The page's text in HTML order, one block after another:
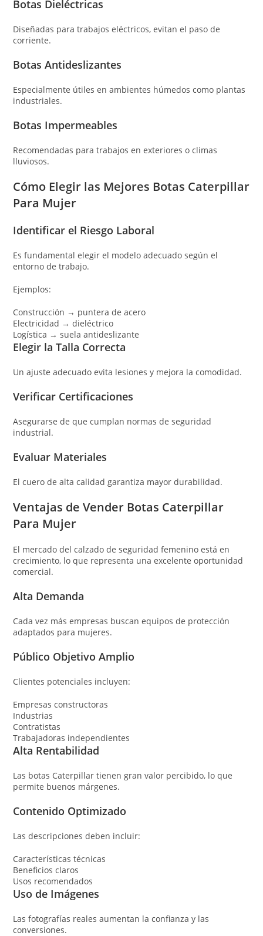
Botas Dieléctricas
Diseñadas para trabajos eléctricos, evitan el paso de
corriente.
Botas Antideslizantes
Especialmente útiles en ambientes húmedos como plantas
industriales.
Botas Impermeables
Recomendadas para trabajos en exteriores o climas
lluviosos.
Cómo Elegir las Mejores Botas Caterpillar
Para Mujer
Identificar el Riesgo Laboral
Es fundamental elegir el modelo adecuado según el
entorno de trabajo.
Ejemplos:
Construcción → puntera de acero
Electricidad → dieléctrico
Logística → suela antideslizante
Elegir la Talla Correcta
Un ajuste adecuado evita lesiones y mejora la comodidad.
Verificar Certificaciones
Asegurarse de que cumplan normas de seguridad
industrial.
Evaluar Materiales
El cuero de alta calidad garantiza mayor durabilidad.
Ventajas de Vender Botas Caterpillar
Para Mujer
El mercado del calzado de seguridad femenino está en
crecimiento, lo que representa una excelente oportunidad
comercial.
Alta Demanda
Cada vez más empresas buscan equipos de protección
adaptados para mujeres.
Público Objetivo Amplio
Clientes potenciales incluyen:
Empresas constructoras
Industrias
Contratistas
Trabajadoras independientes
Alta Rentabilidad
Las botas Caterpillar tienen gran valor percibido, lo que
permite buenos márgenes.
Contenido Optimizado
Las descripciones deben incluir:
Características técnicas
Beneficios claros
Usos recomendados
Uso de Imágenes
Las fotografías reales aumentan la confianza y las
conversiones.